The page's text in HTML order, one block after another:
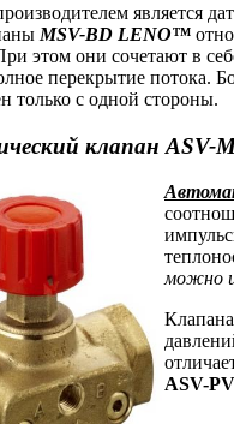
является
MSV-BD LENO™
этом они сочетают в
перекрытие потока.
только с одной стороны.
клапан ASV-
можно
ASV-